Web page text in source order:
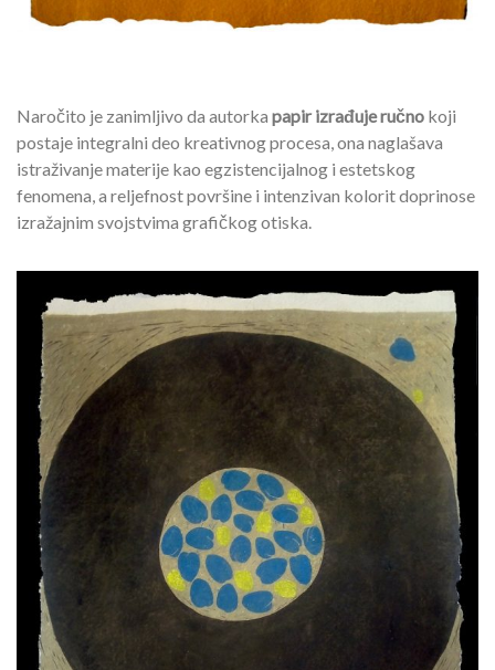
Naročito je zanimljivo da autorka papir izrađuje ručno koji
postaje integralni deo kreativnog procesa, ona naglašava
istraživanje materije kao egzistencijalnog i estetskog
fenomena, a reljefnost površine i intenzivan kolorit doprinose
izražajnim svojstvima grafičkog otiska.